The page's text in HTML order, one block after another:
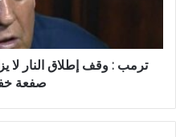
ترمب : وقف إطلاق النار لا
صفعة